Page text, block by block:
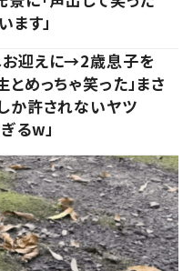
ます」
迎えに→2歳息子を
めっちゃ笑った」まさ
か許されないヤツ
るw」